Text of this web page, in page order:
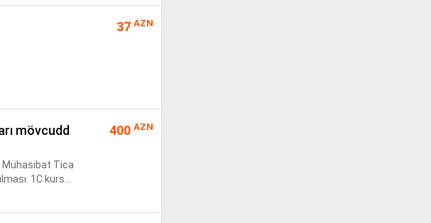
37 AZN
Mühasibat Tica
1C kursu
paketinə...
400 AZN